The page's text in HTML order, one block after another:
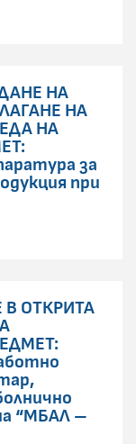
НА
НА
НА
за
при
ОТКРИТА
“МБАЛ –